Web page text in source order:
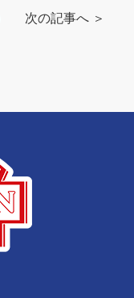
次の記事へ ＞